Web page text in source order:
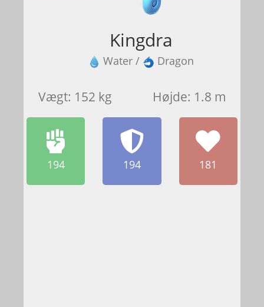
Kingdra
Water / Dragon
Vægt: 152 kg Højde: 1.8 m
194 194 181